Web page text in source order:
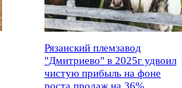
Рязанский племзавод
"Дмитриево" в 2025г удвоил
чистую прибыль на фоне